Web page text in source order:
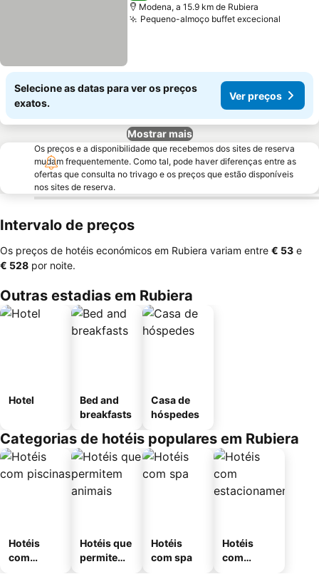
Modena, a 15.9 km de Rubiera
Pequeno-almoço buffet excecional
Selecione as datas para ver os preços
exatos.
Ver preços
Mostrar mais
Os preços e a disponibilidade que recebemos dos sites de reserva
mudam frequentemente. Como tal, pode haver diferenças entre as
ofertas que consulta no trivago e os preços que estão disponíveis
nos sites de reserva.
Intervalo de preços
Os preços de hotéis económicos em Rubiera variam entre ‎€ 53 e
‎€ 528 por noite.
Outras estadias em Rubiera
Hotel
Bed and
breakfasts
Casa de
hóspedes
Categorias de hotéis populares em Rubiera
Hotéis
com
Hotéis que
permitem
Hotéis
com spa
Hotéis
com